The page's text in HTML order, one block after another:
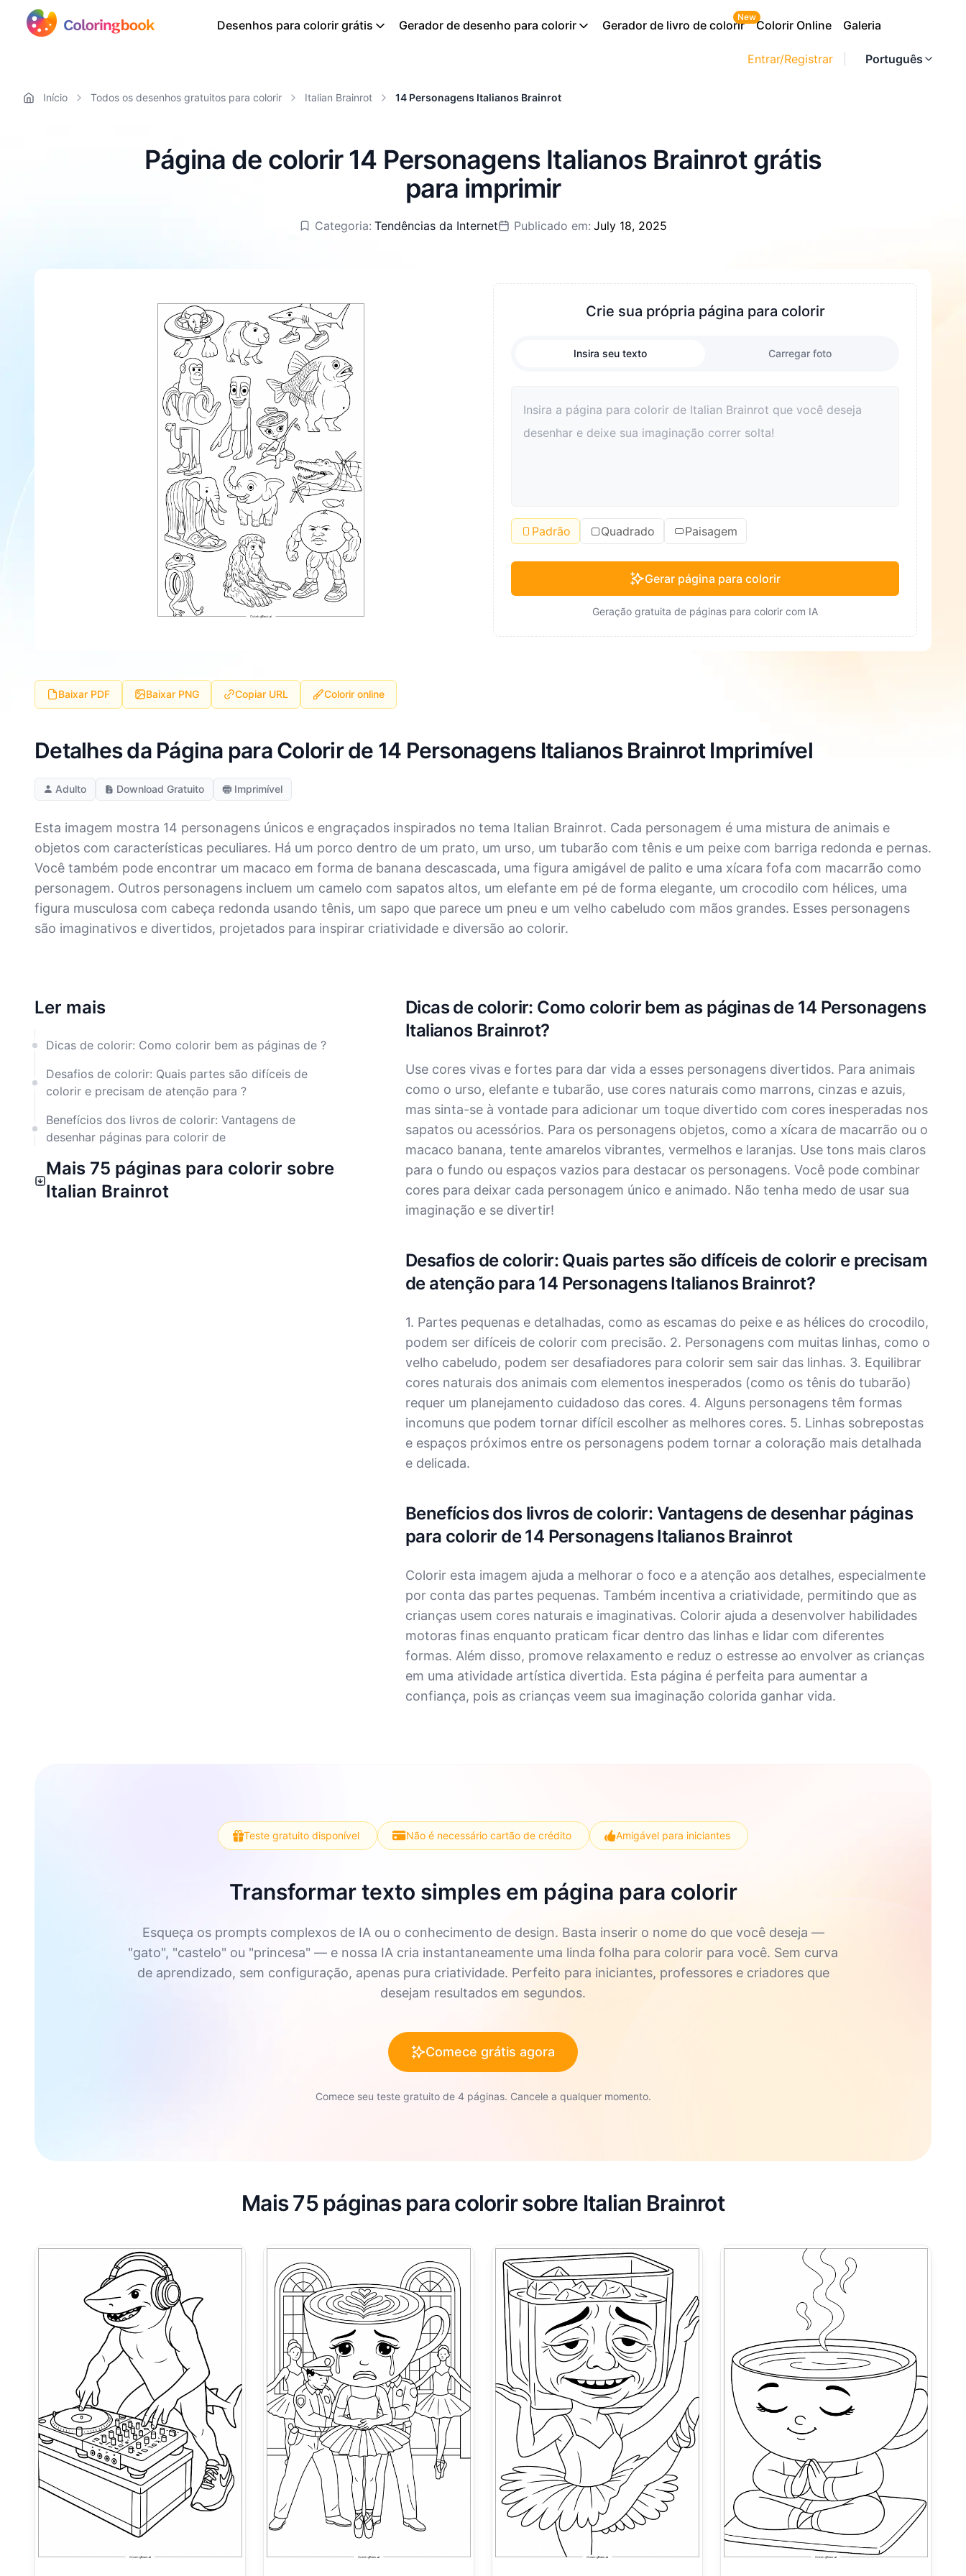
Entrar/Registrar Português
Desenhos para colorir grátis Gerador de desenho para colorir Gerador de livro de colorir
New
Colorir Online Galeria
Início Todos os desenhos gratuitos para colorir Italian Brainrot 14 Personagens Italianos Brainrot
Página de colorir 14 Personagens Italianos Brainrot grátis
para imprimir
Categoria: Tendências da Internet Publicado em: July 18, 2025
Crie sua própria página para colorir
Insira seu texto Carregar foto
Padrão Quadrado Paisagem
Gerar página para colorir
Geração gratuita de páginas para colorir com IA
Baixar PDF Baixar PNG Copiar URL Colorir online
Detalhes da Página para Colorir de 14 Personagens Italianos Brainrot Imprimível
Adulto Download Gratuito Imprimível
Esta imagem mostra 14 personagens únicos e engraçados inspirados no tema Italian Brainrot. Cada personagem é uma mistura de animais e
objetos com características peculiares. Há um porco dentro de um prato, um urso, um tubarão com tênis e um peixe com barriga redonda e pernas.
Você também pode encontrar um macaco em forma de banana descascada, uma figura amigável de palito e uma xícara fofa com macarrão como
personagem. Outros personagens incluem um camelo com sapatos altos, um elefante em pé de forma elegante, um crocodilo com hélices, uma
figura musculosa com cabeça redonda usando tênis, um sapo que parece um pneu e um velho cabeludo com mãos grandes. Esses personagens
são imaginativos e divertidos, projetados para inspirar criatividade e diversão ao colorir.
Ler mais
Dicas de colorir: Como colorir bem as páginas de ?
Desafios de colorir: Quais partes são difíceis de
colorir e precisam de atenção para ?
Benefícios dos livros de colorir: Vantagens de
desenhar páginas para colorir de
Mais 75 páginas para colorir sobre
Italian Brainrot
Dicas de colorir: Como colorir bem as páginas de 14 Personagens
Italianos Brainrot?
Use cores vivas e fortes para dar vida a esses personagens divertidos. Para animais
como o urso, elefante e tubarão, use cores naturais como marrons, cinzas e azuis,
mas sinta-se à vontade para adicionar um toque divertido com cores inesperadas nos
sapatos ou acessórios. Para os personagens objetos, como a xícara de macarrão ou o
macaco banana, tente amarelos vibrantes, vermelhos e laranjas. Use tons mais claros
para o fundo ou espaços vazios para destacar os personagens. Você pode combinar
cores para deixar cada personagem único e animado. Não tenha medo de usar sua
imaginação e se divertir!
Desafios de colorir: Quais partes são difíceis de colorir e precisam
de atenção para 14 Personagens Italianos Brainrot?
1. Partes pequenas e detalhadas, como as escamas do peixe e as hélices do crocodilo,
podem ser difíceis de colorir com precisão. 2. Personagens com muitas linhas, como o
velho cabeludo, podem ser desafiadores para colorir sem sair das linhas. 3. Equilibrar
cores naturais dos animais com elementos inesperados (como os tênis do tubarão)
requer um planejamento cuidadoso das cores. 4. Alguns personagens têm formas
incomuns que podem tornar difícil escolher as melhores cores. 5. Linhas sobrepostas
e espaços próximos entre os personagens podem tornar a coloração mais detalhada
e delicada.
Benefícios dos livros de colorir: Vantagens de desenhar páginas
para colorir de 14 Personagens Italianos Brainrot
Colorir esta imagem ajuda a melhorar o foco e a atenção aos detalhes, especialmente
por conta das partes pequenas. Também incentiva a criatividade, permitindo que as
crianças usem cores naturais e imaginativas. Colorir ajuda a desenvolver habilidades
motoras finas enquanto praticam ficar dentro das linhas e lidar com diferentes
formas. Além disso, promove relaxamento e reduz o estresse ao envolver as crianças
em uma atividade artística divertida. Esta página é perfeita para aumentar a
confiança, pois as crianças veem sua imaginação colorida ganhar vida.
Teste gratuito disponível Não é necessário cartão de crédito Amigável para iniciantes
Transformar texto simples em página para colorir
Esqueça os prompts complexos de IA ou o conhecimento de design. Basta inserir o nome do que você deseja —
"gato", "castelo" ou "princesa" — e nossa IA cria instantaneamente uma linda folha para colorir para você. Sem curva
de aprendizado, sem configuração, apenas pura criatividade. Perfeito para iniciantes, professores e criadores que
desejam resultados em segundos.
Comece grátis agora
Comece seu teste gratuito de 4 páginas. Cancele a qualquer momento.
Mais 75 páginas para colorir sobre Italian Brainrot